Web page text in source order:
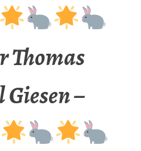
Thomas
–